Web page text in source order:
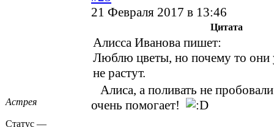
Астрея
Статус —
21 Февраля 2017 в 13:46
Цитата
Алисса Иванова пишет:
Люблю цветы, но почему то они
не растут.
Алиса, а поливать не
очень помогает!